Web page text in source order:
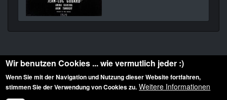
Diese Website ist urheberrechtlich geschützt: © 2010-2026 der Film Noir de. Alle
Rechte vorbehalten.
Wir benutzen Cookies ... wie vermutlich jeder :)
Wenn Sie mit der Navigation und Nutzung dieser Website fortfahren,
stimmen Sie der Verwendung von Cookies zu. Weitere Informationen